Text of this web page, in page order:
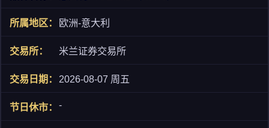
欧洲-意大利
米兰证券交易所
2026-08-07 周五
-